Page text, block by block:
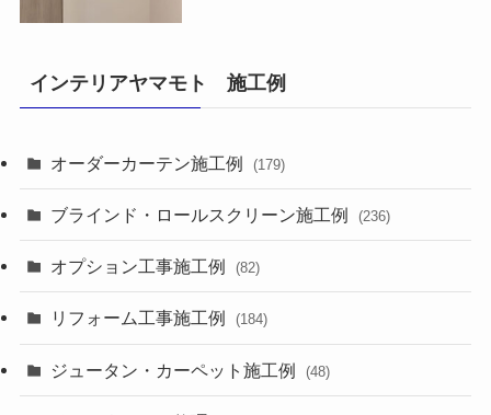
インテリアヤマモト 施工例
オーダーカーテン施工例 (179)
ブラインド・ロールスクリーン施工例 (236)
オプション工事施工例 (82)
リフォーム工事施工例 (184)
ジュータン・カーペット施工例 (48)